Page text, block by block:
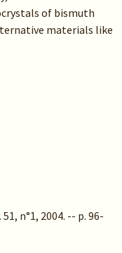
of bismuth
materials like
n°1, 2004. -- p. 96-